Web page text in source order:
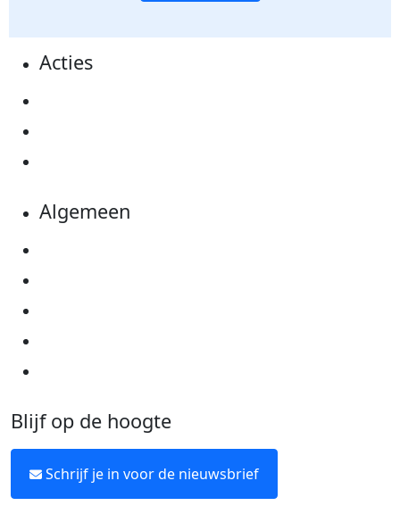
Acties
Algemeen
Blijf op de hoogte
Schrijf je in voor de nieuwsbrief